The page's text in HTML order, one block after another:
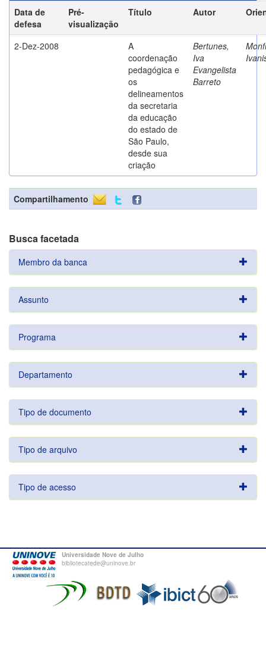
Data de
defesa
Pré-
visualização
Título Autor
2-Dez-2008
A
coordenação
pedagógica e
os
delineamentos
da secretaria
da educação
do estado de
São Paulo,
desde sua
criação
Bertunes,
Iva
Evangelista
Barreto
Compartilhamento
Busca facetada
Membro da banca
Assunto
Programa
Departamento
Tipo de documento
Tipo de arquivo
Tipo de acesso
Universidade Nove de Julho
bibliotecatede@uninove.br